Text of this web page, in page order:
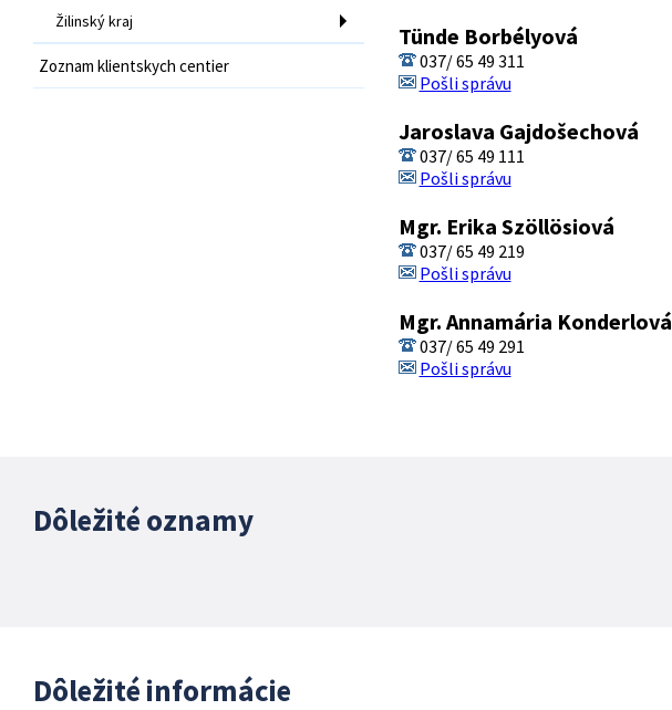
Žilinský kraj
Zoznam klientskych centier
Tünde Borbélyová
037/ 65 49 311
Pošli správu
Jaroslava Gajdošechová
037/ 65 49 111
Pošli správu
Mgr. Erika Szöllösiová
037/ 65 49 219
Pošli správu
Mgr. Annamária Konderlová
037/ 65 49 291
Pošli správu
Dôležité oznamy
Dôležité informácie